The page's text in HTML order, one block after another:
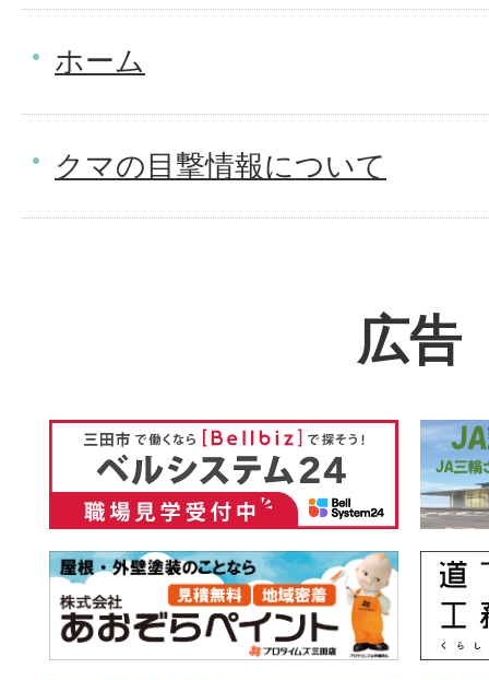
ホーム
クマの目撃情報について
広告